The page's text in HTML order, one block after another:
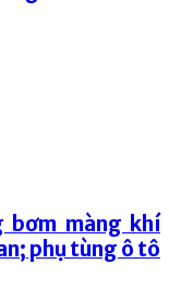
bơm màng khí
phụ tùng ô tô